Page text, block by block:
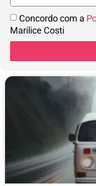
Concordo com a
Marilice Costi